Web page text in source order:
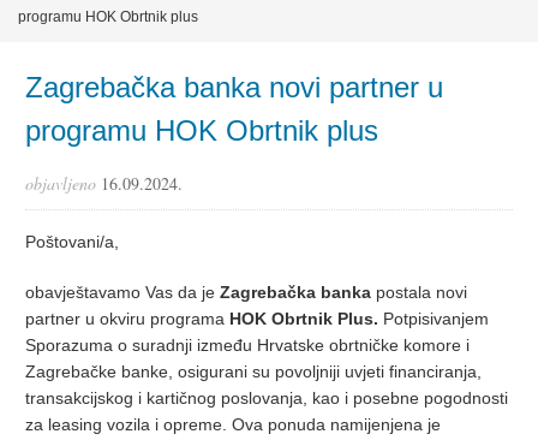
programu HOK Obrtnik plus
Zagrebačka banka novi partner u
programu HOK Obrtnik plus
objavljeno 16.09.2024.
Poštovani/a,
obavještavamo Vas da je Zagrebačka banka postala novi
partner u okviru programa HOK Obrtnik Plus. Potpisivanjem
Sporazuma o suradnji između Hrvatske obrtničke komore i
Zagrebačke banke, osigurani su povoljniji uvjeti financiranja,
transakcijskog i kartičnog poslovanja, kao i posebne pogodnosti
za leasing vozila i opreme. Ova ponuda namijenjena je